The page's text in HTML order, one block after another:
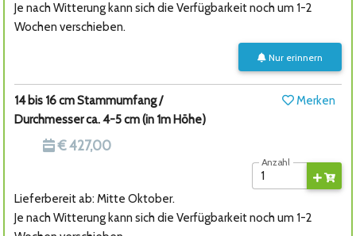
Je nach Witterung kann sich die Verfügbarkeit noch um 1-2
Wochen verschieben.
Nur erinnern
14 bis 16 cm Stammumfang /
Durchmesser ca. 4-5 cm (in 1m Höhe)
Merken
€ 427,00
Anzahl
Lieferbereit ab: Mitte Oktober.
Je nach Witterung kann sich die Verfügbarkeit noch um 1-2